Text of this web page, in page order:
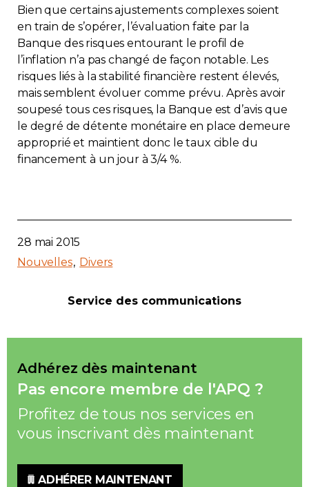
Bien que certains ajustements complexes soient
en train de s’opérer, l’évaluation faite par la
Banque des risques entourant le profil de
l’inflation n’a pas changé de façon notable. Les
risques liés à la stabilité financière restent élevés,
mais semblent évoluer comme prévu. Après avoir
soupesé tous ces risques, la Banque est d’avis que
le degré de détente monétaire en place demeure
approprié et maintient donc le taux cible du
financement à un jour à 3/4 %.
28 mai 2015
Nouvelles Divers
Service des communications
Adhérez dès maintenant
Pas encore membre de l'APQ ?
Profitez de tous nos services en
vous inscrivant dès maintenant
ADHÉRER MAINTENANT